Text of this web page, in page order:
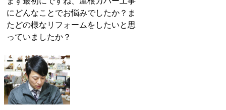
にどんなことでお悩みでしたか？ま
たどの様なリフォームをしたいと思
っていましたか？